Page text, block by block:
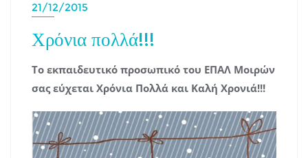
21/12/2015
Χρόνια πολλά!!!
Το εκπαιδευτικό προσωπικό του ΕΠΑΛ Μοιρών
σας εύχεται Χρόνια Πολλά και Καλή Χρονιά!!!